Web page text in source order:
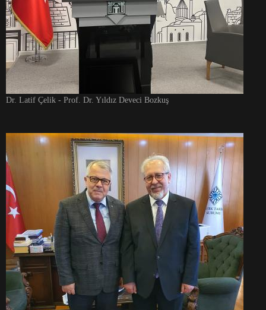
Dr. Latif Çelik - Prof. Dr. Yıldız Deveci Bozkuş